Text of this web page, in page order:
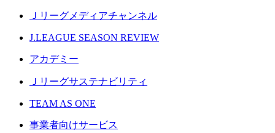
Ｊリーグメディアチャンネル
J.LEAGUE SEASON REVIEW
アカデミー
Ｊリーグサステナビリティ
TEAM AS ONE
事業者向けサービス